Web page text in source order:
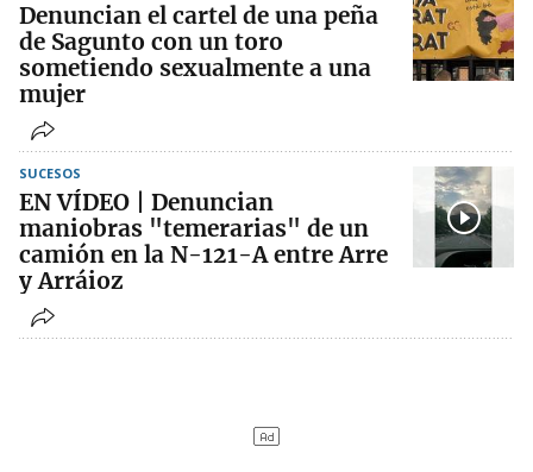
Denuncian el cartel de una peña
de Sagunto con un toro
sometiendo sexualmente a una
mujer
SUCESOS
EN VÍDEO | Denuncian
maniobras "temerarias" de un
camión en la N-121-A entre Arre
y Arráioz